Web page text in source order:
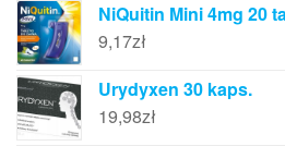
NiQuitin Mini 4mg 20
9,17zł
Urydyxen 30 kaps.
19,98zł